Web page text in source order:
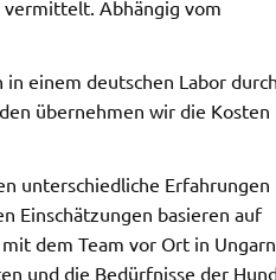
vermittelt. Abhängig vom
einem deutschen Labor durch,
übernehmen wir die
unterschiedliche Erfahrungen
Einschätzungen basieren auf
dem Team vor Ort in Ungarn.
und die Bedürfnisse der